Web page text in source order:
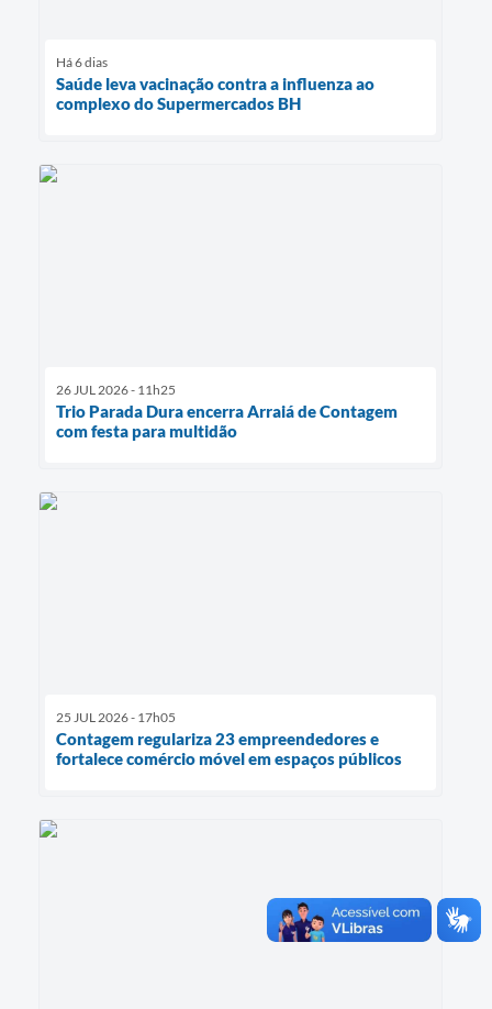
Há 6 dias
Saúde leva vacinação contra a influenza ao
complexo do Supermercados BH
26 JUL 2026 - 11h25
Trio Parada Dura encerra Arraiá de Contagem
com festa para multidão
25 JUL 2026 - 17h05
Contagem regulariza 23 empreendedores e
fortalece comércio móvel em espaços públicos